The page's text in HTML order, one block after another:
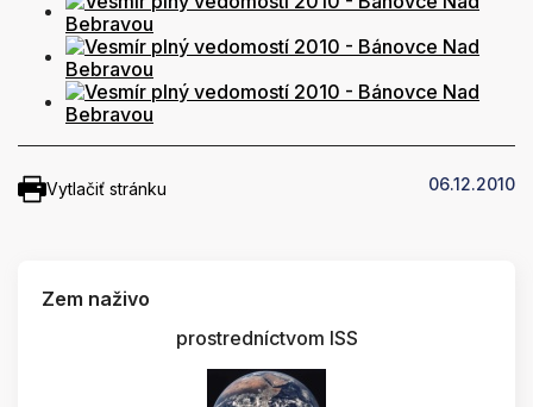
Vytlačiť stránku 06.12.2010
Zem naživo
prostredníctvom ISS